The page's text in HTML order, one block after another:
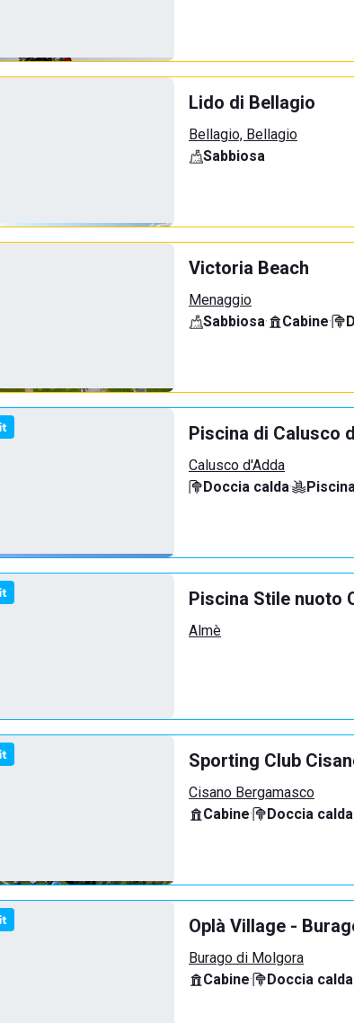
Lido di Bellagio
Bellagio, Bellagio
Sabbiosa
Victoria Beach
Menaggio
Sabbiosa· Cabine·
Piscina di Calusco
Calusco d'Adda
Doccia calda·
Piscina Stile nuoto
Almè
Sporting Club
Cisano Bergamasco
Cabine· Doccia calda
Oplà Village -
Burago di Molgora
Cabine· Doccia calda